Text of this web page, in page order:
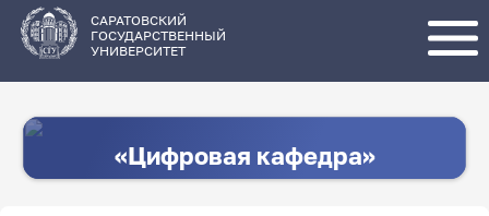
основному
содержанию
САРАТОВСКИЙ
ГОСУДАРСТВЕННЫЙ
УНИВЕРСИТЕТ
«Цифровая кафедра»